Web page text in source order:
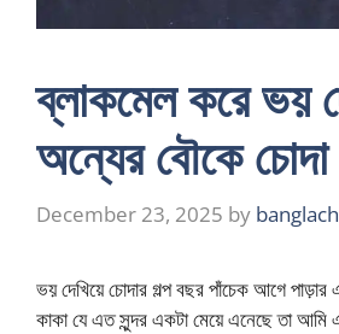
ব্লাকমেল করে ভয়
অন্যের বৌকে চোদা
December 23, 2025 by
ভয় দেখিয়ে চোদার গল্প বছর পাঁচেক আগে
কাকা যে এত সুন্দর একটা মেয়ে এনেছে তা আমি